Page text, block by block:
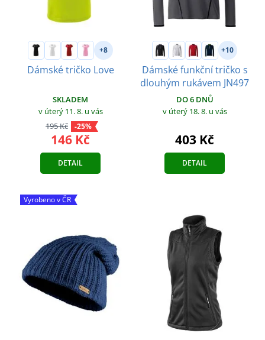
+8
Dámské tričko Love
SKLADEM
v úterý 11. 8. u vás
195 Kč
-25%
146 Kč
DETAIL
+10
Dámské funkční tričko s
dlouhým rukávem JN497
DO 6 DNŮ
v úterý 18. 8. u vás
403 Kč
DETAIL
Vyrobeno v ČR